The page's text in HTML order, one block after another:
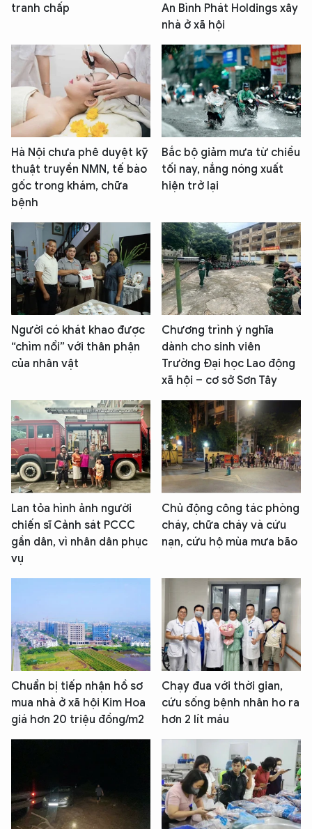
tranh chấp
An Bình Phát Holdings xây
nhà ở xã hội
Hà Nội chưa phê duyệt kỹ
thuật truyền NMN, tế bào
gốc trong khám, chữa
bệnh
Bắc bộ giảm mưa từ chiều
tối nay, nắng nóng xuất
hiện trở lại
Người có khát khao được
“chìm nổi” với thân phận
của nhân vật
Chương trình ý nghĩa
dành cho sinh viên
Trường Đại học Lao động
xã hội – cơ sở Sơn Tây
Lan tỏa hình ảnh người
chiến sĩ Cảnh sát PCCC
gần dân, vì nhân dân phục
vụ
Chủ động công tác phòng
cháy, chữa cháy và cứu
nạn, cứu hộ mùa mưa bão
Chuẩn bị tiếp nhận hồ sơ
mua nhà ở xã hội Kim Hoa
giá hơn 20 triệu đồng/m2
Chạy đua với thời gian,
cứu sống bệnh nhân ho ra
hơn 2 lít máu